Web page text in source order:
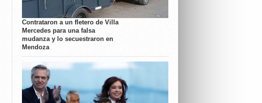
Contrataron a un fletero de Villa
Mercedes para una falsa
mudanza y lo secuestraron en
Mendoza